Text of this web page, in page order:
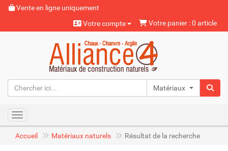
Vente en ligne uniquement
Votre compte
Votre panier : 0 article
Matériaux naturels
Toggle navigation
Accueil Matériaux naturels Résultat de la recherche